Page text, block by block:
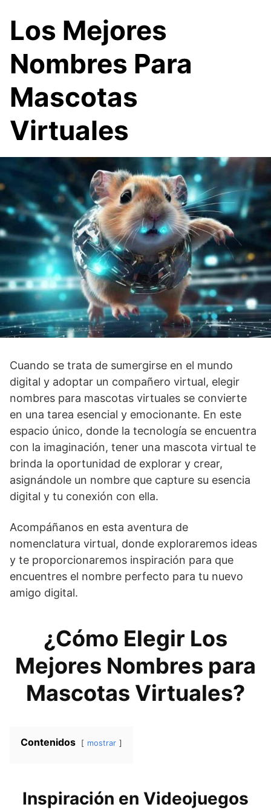
Los Mejores
Nombres Para
Mascotas
Virtuales
Cuando se trata de sumergirse en el mundo
digital y adoptar un compañero virtual, elegir
nombres para mascotas virtuales se convierte
en una tarea esencial y emocionante. En este
espacio único, donde la tecnología se encuentra
con la imaginación, tener una mascota virtual te
brinda la oportunidad de explorar y crear,
asignándole un nombre que capture su esencia
digital y tu conexión con ella.
Acompáñanos en esta aventura de
nomenclatura virtual, donde exploraremos ideas
y te proporcionaremos inspiración para que
encuentres el nombre perfecto para tu nuevo
amigo digital.
¿Cómo Elegir Los
Mejores Nombres para
Mascotas Virtuales?
Contenidos mostrar
Inspiración en Videojuegos